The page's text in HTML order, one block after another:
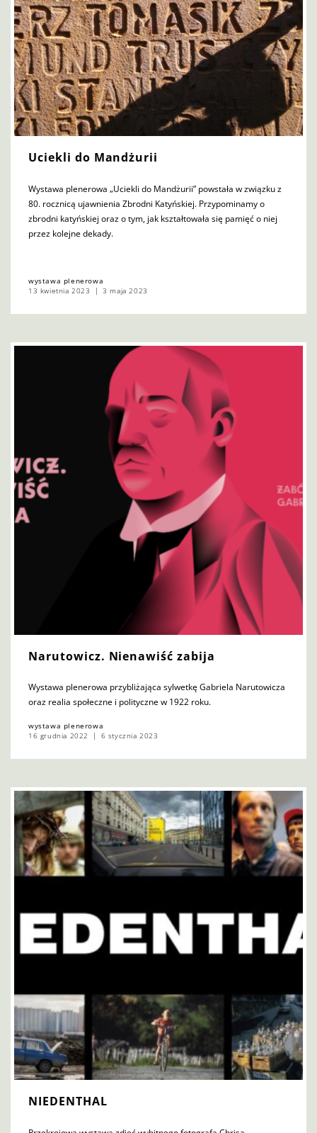
Uciekli do Mandżurii
Wystawa plenerowa „Uciekli do Mandżurii” powstała w związku z
80. rocznicą ujawnienia Zbrodni Katyńskiej. Przypominamy o
zbrodni katyńskiej oraz o tym, jak kształtowała się pamięć o niej
przez kolejne dekady.
wystawa plenerowa
13 kwietnia 2023
3 maja 2023
Narutowicz. Nienawiść zabija
Wystawa plenerowa przybliżająca sylwetkę Gabriela Narutowicza
oraz realia społeczne i polityczne w 1922 roku.
wystawa plenerowa
16 grudnia 2022
6 stycznia 2023
NIEDENTHAL